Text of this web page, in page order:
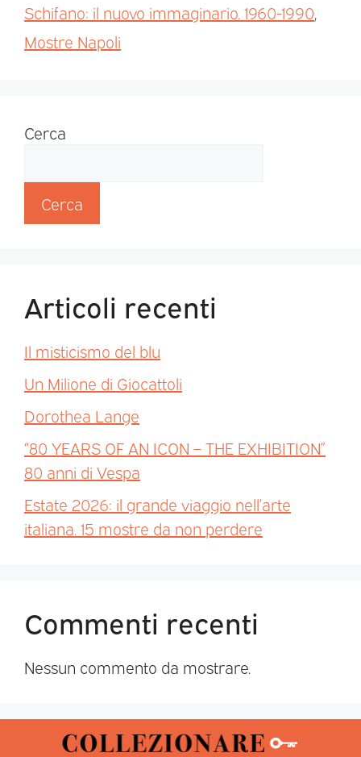
Schifano: il nuovo immaginario. 1960-1990
Mostre Napoli
Cerca
Cerca
Articoli recenti
Il misticismo del blu
Un Milione di Giocattoli
Dorothea Lange
“80 YEARS OF AN ICON – THE EXHIBITION”
80 anni di Vespa
Estate 2026: il grande viaggio nell’arte
italiana. 15 mostre da non perdere
Commenti recenti
Nessun commento da mostrare.